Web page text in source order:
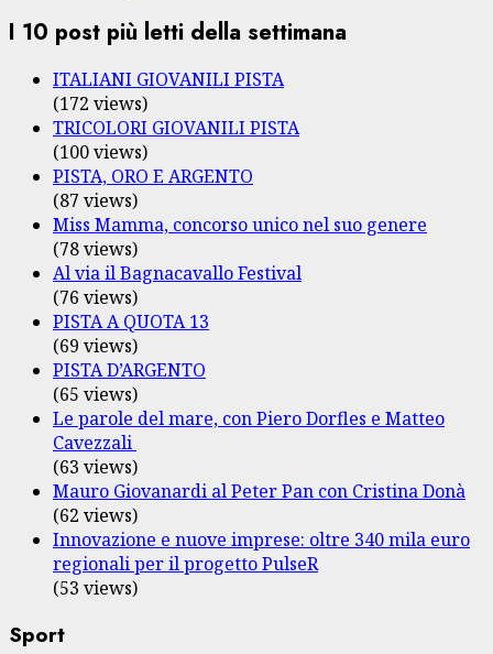
I 10 post più letti della settimana
ITALIANI GIOVANILI PISTA
(172 views)
TRICOLORI GIOVANILI PISTA
(100 views)
PISTA, ORO E ARGENTO
(87 views)
Miss Mamma, concorso unico nel suo genere
(78 views)
Al via il Bagnacavallo Festival
(76 views)
PISTA A QUOTA 13
(69 views)
PISTA D’ARGENTO
(65 views)
Le parole del mare, con Piero Dorfles e Matteo
Cavezzali
(63 views)
Mauro Giovanardi al Peter Pan con Cristina Donà
(62 views)
Innovazione e nuove imprese: oltre 340 mila euro
regionali per il progetto PulseR
(53 views)
Sport